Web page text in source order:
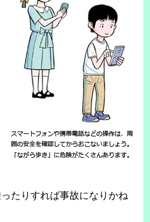
たりすれば事故になりかね